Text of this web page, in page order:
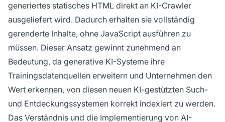
generiertes statisches HTML direkt an KI-Crawler
ausgeliefert wird. Dadurch erhalten sie vollständig
gerenderte Inhalte, ohne JavaScript ausführen zu
müssen. Dieser Ansatz gewinnt zunehmend an
Bedeutung, da generative KI-Systeme ihre
Trainingsdatenquellen erweitern und Unternehmen den
Wert erkennen, von diesen neuen KI-gestützten Such-
und Entdeckungssystemen korrekt indexiert zu werden.
Das Verständnis und die Implementierung von AI-